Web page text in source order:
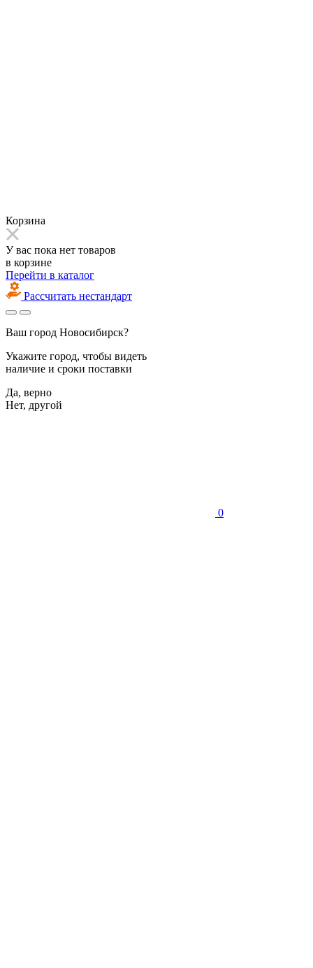
Корзина
У вас пока нет товаров
в корзине
Перейти в каталог
Рассчитать нестандарт
Ваш город Новосибирск?
Укажите город, чтобы видеть
наличие и сроки поставки
Да, верно
Нет, другой
0